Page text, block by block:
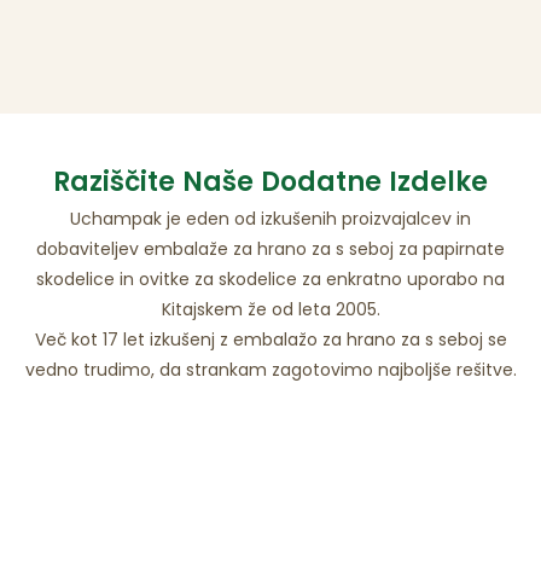
Raziščite Naše Dodatne Izdelke
Uchampak je eden od izkušenih proizvajalcev in
dobaviteljev embalaže za hrano za s seboj za papirnate
skodelice in ovitke za skodelice za enkratno uporabo na
Kitajskem že od leta 2005.
Več kot 17 let izkušenj z embalažo za hrano za s seboj se
vedno trudimo, da strankam zagotovimo najboljše rešitve.